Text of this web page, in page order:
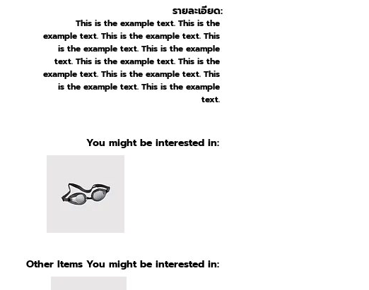
รายละเอียด:
This is the example text. This is the
example text. This is the example text. This
is the example text. This is the example
text. This is the example text. This is the
example text. This is the example text. This
is the example text. This is the example
text.
You might be interested in:
Other Items You might be interested in: